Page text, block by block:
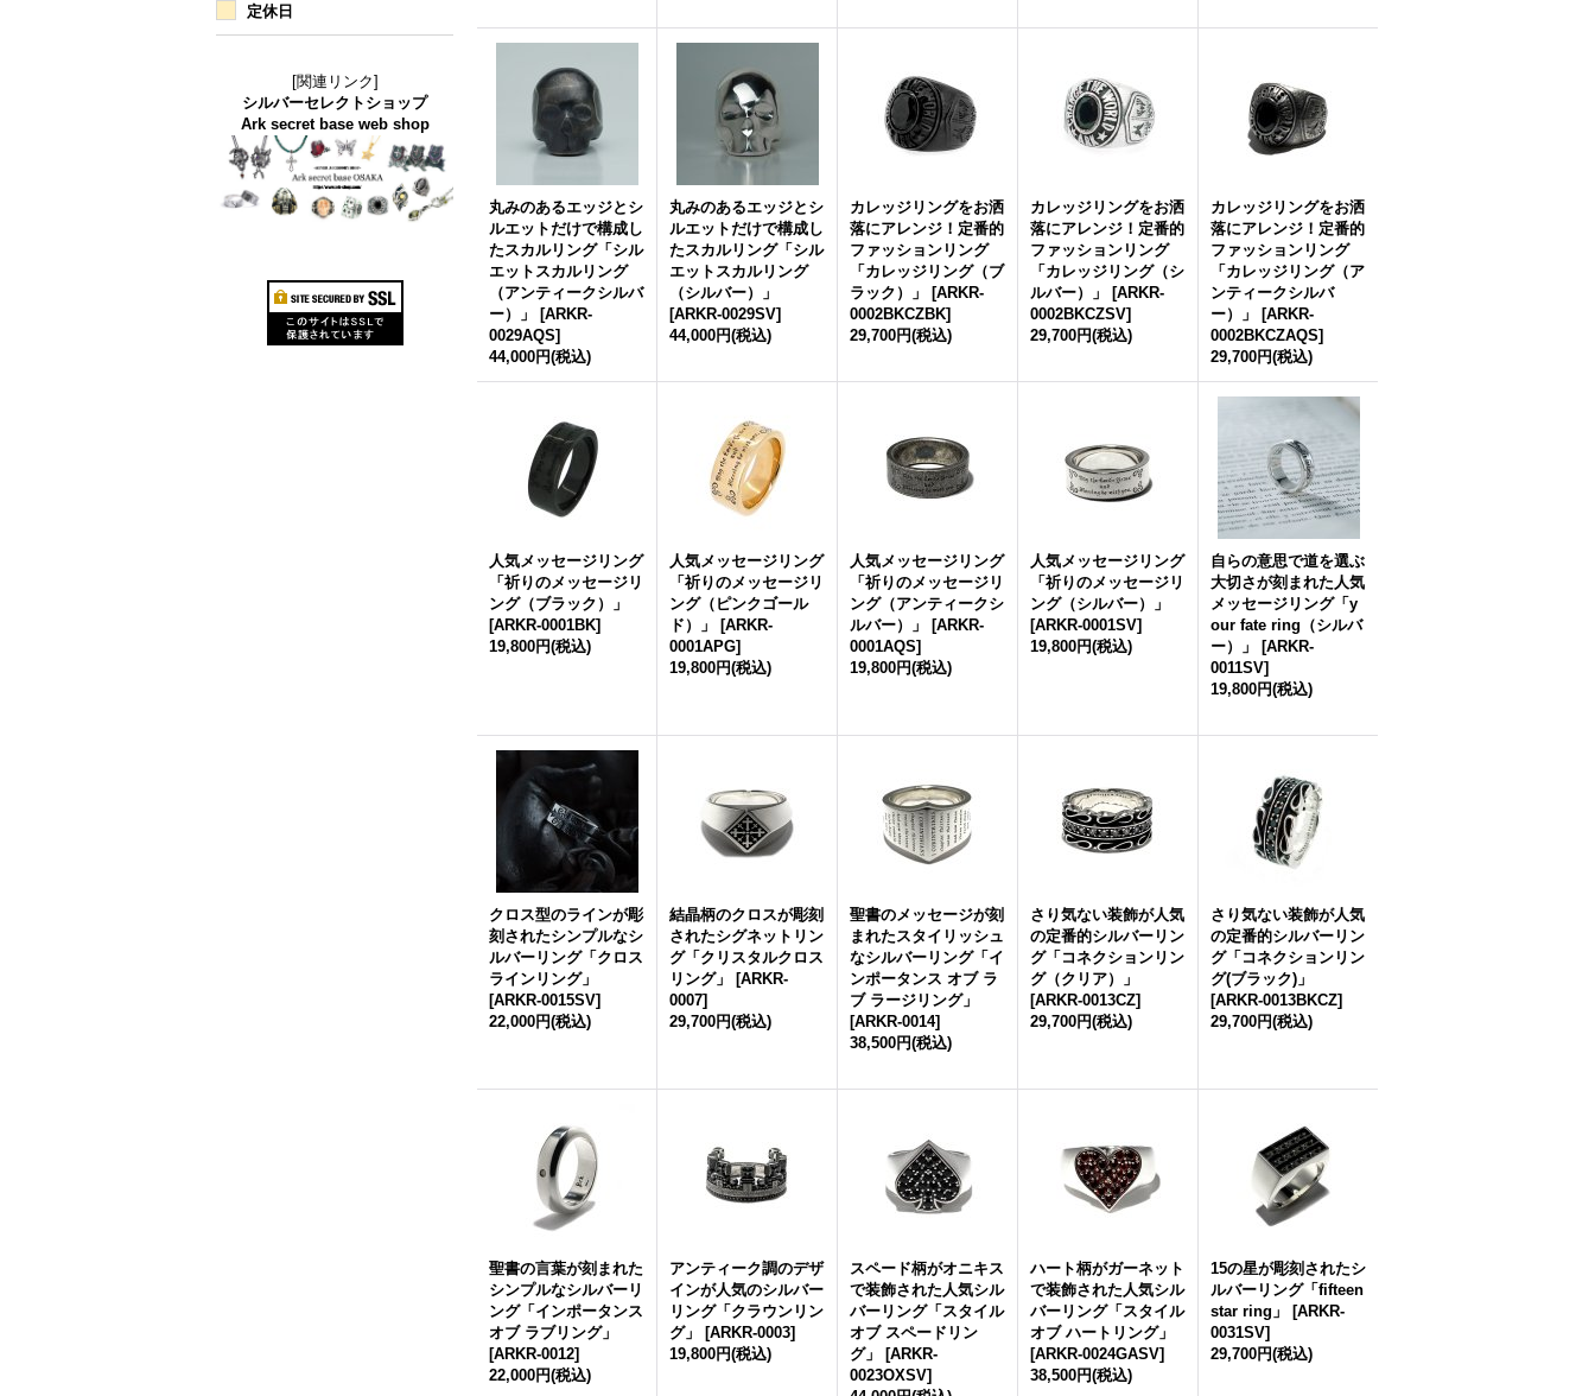
定休日
[関連リンク]
シルバーセレクトショップ
Ark secret base web shop
丸みのあるエッジとシ
ルエットだけで構成し
たスカルリング「シル
エットスカルリング
（アンティークシルバ
ー）」
[ARKR-
0029AQS]
44,000円(税込)
丸みのあるエッジとシ
ルエットだけで構成し
たスカルリング「シル
エットスカルリング
（シルバー）」
[ARKR-0029SV]
44,000円(税込)
カレッジリングをお洒
落にアレンジ！定番的
ファッションリング
「カレッジリング（ブ
ラック）」
[ARKR-
0002BKCZBK]
29,700円(税込)
カレッジリングをお洒
落にアレンジ！定番的
ファッションリング
「カレッジリング（シ
ルバー）」
[ARKR-
0002BKCZSV]
29,700円(税込)
カレッジリングをお洒
落にアレンジ！定番的
ファッションリング
「カレッジリング（ア
ンティークシルバ
ー）」
[ARKR-
0002BKCZAQS]
29,700円(税込)
人気メッセージリング
「祈りのメッセージリ
ング（ブラック）」
[ARKR-0001BK]
19,800円(税込)
人気メッセージリング
「祈りのメッセージリ
ング（ピンクゴール
ド）」
[ARKR-
0001APG]
19,800円(税込)
人気メッセージリング
「祈りのメッセージリ
ング（アンティークシ
ルバー）」
[ARKR-
0001AQS]
19,800円(税込)
人気メッセージリング
「祈りのメッセージリ
ング（シルバー）」
[ARKR-0001SV]
19,800円(税込)
自らの意思で道を選ぶ
大切さが刻まれた人気
メッセージリング「y
our fate ring（シルバ
ー）」
[ARKR-
0011SV]
19,800円(税込)
クロス型のラインが彫
刻されたシンプルなシ
ルバーリング「クロス
ラインリング」
[ARKR-0015SV]
22,000円(税込)
結晶柄のクロスが彫刻
されたシグネットリン
グ「クリスタルクロス
リング」
[ARKR-
0007]
29,700円(税込)
聖書のメッセージが刻
まれたスタイリッシュ
なシルバーリング「イ
ンポータンス オブ ラ
ブ ラージリング」
[ARKR-0014]
38,500円(税込)
さり気ない装飾が人気
の定番的シルバーリン
グ「コネクションリン
グ（クリア）」
[ARKR-0013CZ]
29,700円(税込)
さり気ない装飾が人気
の定番的シルバーリン
グ「コネクションリン
グ(ブラック)」
[ARKR-0013BKCZ]
29,700円(税込)
聖書の言葉が刻まれた
シンプルなシルバーリ
ング「インポータンス
オブ ラブリング」
[ARKR-0012]
22,000円(税込)
アンティーク調のデザ
インが人気のシルバー
リング「クラウンリン
グ」
[ARKR-0003]
19,800円(税込)
スペード柄がオニキス
で装飾された人気シル
バーリング「スタイル
オブ スペードリン
グ」
[ARKR-
0023OXSV]
ハート柄がガーネット
で装飾された人気シル
バーリング「スタイル
オブ ハートリング」
[ARKR-0024GASV]
38,500円(税込)
15の星が彫刻されたシ
ルバーリング「fifteen
star ring」
[ARKR-
0031SV]
29,700円(税込)